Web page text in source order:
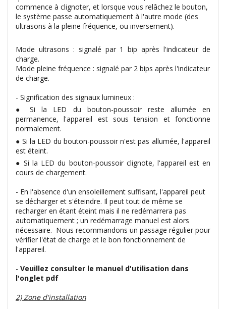
commence à clignoter, et lorsque vous relâchez le bouton,
le système passe automatiquement à l'autre mode (des
ultrasons à la pleine fréquence, ou inversement).
Mode ultrasons : signalé par 1 bip après l'indicateur de
charge.
Mode pleine fréquence : signalé par 2 bips après l'indicateur
de charge.
- Signification des signaux lumineux :
● Si la LED du bouton-poussoir reste allumée en
permanence, l'appareil est sous tension et fonctionne
normalement.
● Si la LED du bouton-poussoir n'est pas allumée, l'appareil
est éteint.
● Si la LED du bouton-poussoir clignote, l'appareil est en
cours de chargement.
- En l'absence d'un ensoleillement suffisant, l'appareil peut
se décharger et s'éteindre. Il peut tout de même se
recharger en étant éteint mais il ne redémarrera pas
automatiquement ; un redémarrage manuel est alors
nécessaire. Nous recommandons un passage régulier pour
vérifier l'état de charge et le bon fonctionnement de
l'appareil.
- Veuillez consulter le manuel d'utilisation dans
l'onglet pdf
2) Zone d'installation